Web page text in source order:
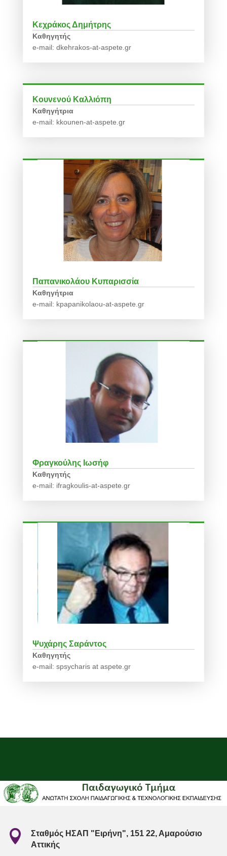
Κεχράκος Δημήτρης
Καθηγητής
e-mail: dkehrakos-at-aspete.gr
Κουνενού Καλλιόπη
Καθηγήτρια
e-mail: kkounen-at-aspete.gr
Παπανικολάου Κυπαρισσία
Καθηγήτρια
e-mail: kpapanikolaou-at-aspete.gr
Φραγκούλης Ιωσήφ
Καθηγητής
e-mail: ifragkoulis-at-aspete.gr
Ψυχάρης Σαράντος
Καθηγητής
e-mail: spsycharis at aspete.gr

Σταθμός ΗΣΑΠ "Ειρήνη", 151 22, Αμαρούσιο
Αττικής